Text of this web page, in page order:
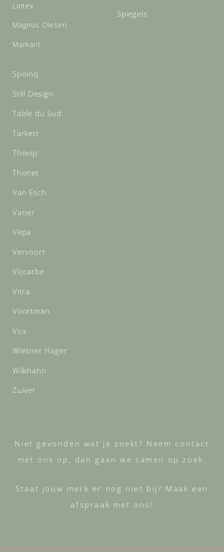
Lintex
Magnus Olesen
Markant
Spiegels
Spoinq
Still Design
Table du Sud
Tarkett
Thovip
Thonet
Van Esch
Varier
Vepa
Vervoort
Viccarbe
Vitra
Voortman
Vox
Wiesner Hager
Wilkhahn
Zuiver
Niet gevonden wat je zoekt? Neem contact
met ons op, dan gaan we samen op zoek.
Staat jouw merk er nog niet bij? Maak een
afspraak met ons!